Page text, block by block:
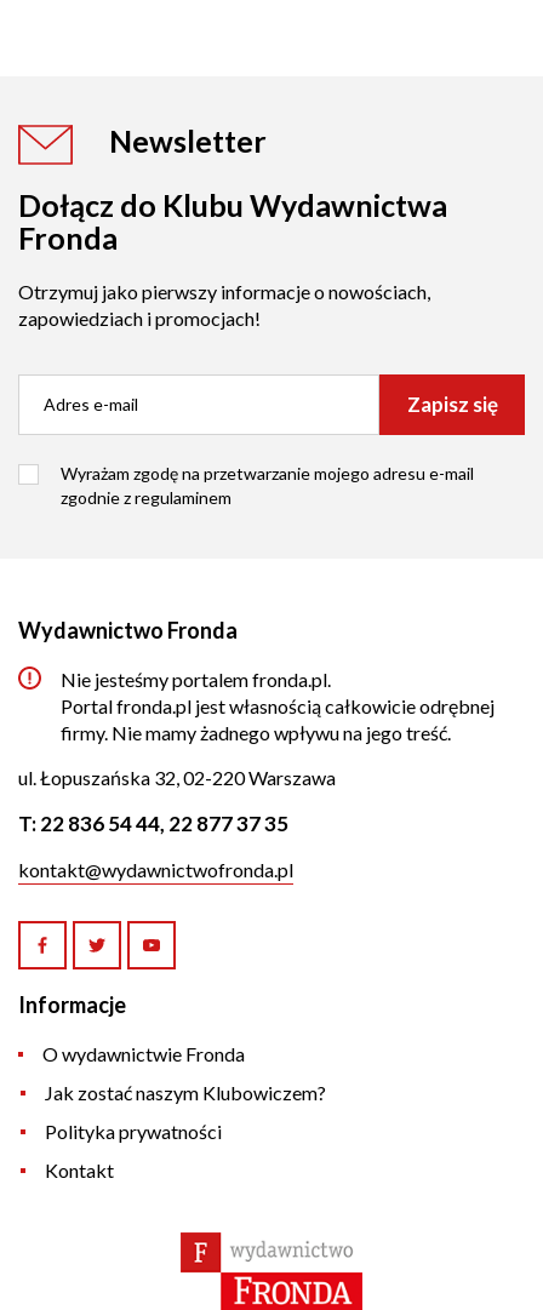
Newsletter
Dołącz do Klubu Wydawnictwa
Fronda
Otrzymuj jako pierwszy informacje o nowościach,
zapowiedziach i promocjach!
Zapisz się
Wyrażam zgodę na przetwarzanie mojego adresu e-mail
zgodnie zregulaminem
Wydawnictwo Fronda
Nie jesteśmy portalem fronda.pl.
Portal fronda.pl jest własnością całkowicie odrębnej
firmy. Nie mamy żadnego wpływu na jego treść.
ul. Łopuszańska 32, 02-220 Warszawa
T:22 836 54 44, 22 877 37 35
kontakt@wydawnictwofronda.pl
Informacje
O wydawnictwie Fronda
Jak zostać naszym Klubowiczem?
Polityka prywatności
Kontakt